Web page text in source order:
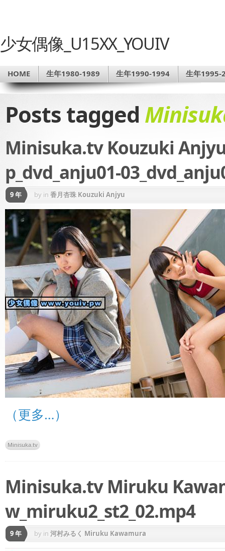
少女偶像_U15XX_YOUIV
HOME 生年1980-1989 生年1990-1994 生年1995-
Posts tagged
Minisuka.tv Kouzuki
p_dvd_anju01-
9 年 by in 香月杏珠 Kouzuki Anjyu
（更多…）
Minisuka.tv
Minisuka.tv Miruku
w_miruku2_st2_02.mp4
9 年 by in 河村みるく Miruku Kawamura